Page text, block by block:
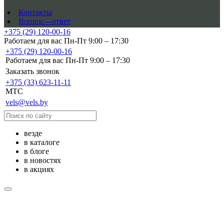
Контакты
Вопрос—ответ
+375 (29) 120-00-16
Работаем для вас Пн-Пт 9:00 – 17:30
+375 (29) 120-00-16
Работаем для вас Пн-Пт 9:00 – 17:30
Заказать звонок
+375 (33) 623-11-11
MTC
vels@vels.by
везде
в каталоге
в блоге
в новостях
в акциях